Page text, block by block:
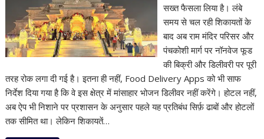
सख्त फैसला लिया है। लंबे
समय से चल रही शिकायतों के
बाद अब राम मंदिर परिसर और
पंचकोशी मार्ग पर नॉनवेज फूड
की बिक्री और डिलीवरी पर पूरी
तरह रोक लगा दी गई है। इतना ही नहीं, Food Delivery Apps को भी साफ
निर्देश दिया गया है कि वे इस क्षेत्र में मांसाहार भोजन डिलीवर नहीं करेंगे। होटल नहीं,
अब ऐप भी निशाने पर प्रशासन के अनुसार पहले यह प्रतिबंध सिर्फ़ ढाबों और होटलों
तक सीमित था। लेकिन शिकायतें…